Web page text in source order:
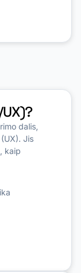
dalis,
Jis
kaip